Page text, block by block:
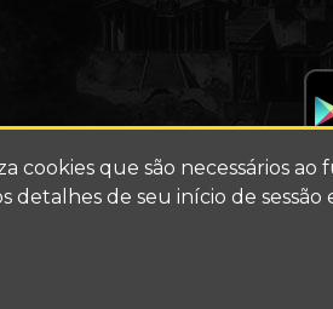
Business. Todos os direitos reservados
cookies que são necessários
detalhes de seu início de